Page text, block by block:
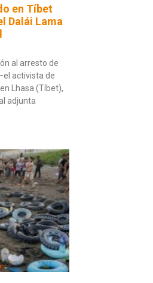
en Tíbet
Dalái Lama
al arresto de
activista de
Lhasa (Tíbet),
adjunta